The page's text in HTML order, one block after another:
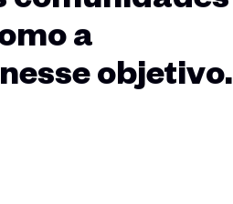
a
objetivo.